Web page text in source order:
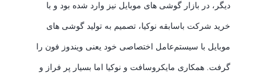
دیگر، در بازار گوشی های موبایل نیز وارد شده بود و با
خرید شرکت باسابقه نوکیا، تصمیم به تولید گوشی های
موبایل با سیستم‌عامل اختصاصی خود یعنی ویندوز فون را
گرفت. همکاری مایکروسافت و نوکیا اما بسیار پر فراز و